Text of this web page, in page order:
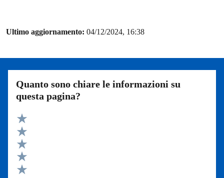
Ultimo aggiornamento: 04/12/2024, 16:38
Quanto sono chiare le informazioni su
questa pagina?
Valuta 5 stelle su 5
Valuta 4 stelle su 5
Valuta 3 stelle su 5
Valuta 2 stelle su 5